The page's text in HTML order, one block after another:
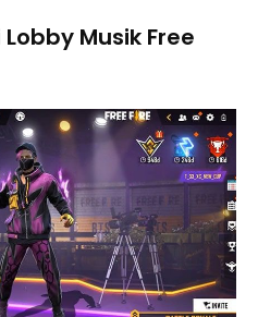
Lobby Musik Free